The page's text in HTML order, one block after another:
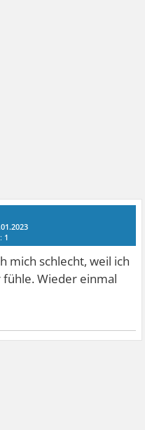
1
mich schlecht, weil ich
Wieder einmal